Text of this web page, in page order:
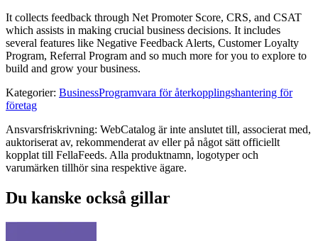
It collects feedback through Net Promoter Score, CRS, and CSAT
which assists in making crucial business decisions. It includes
several features like Negative Feedback Alerts, Customer Loyalty
Program, Referral Program and so much more for you to explore to
build and grow your business.
Kategorier: BusinessProgramvara för återkopplingshantering för
företag
Ansvarsfriskrivning: WebCatalog är inte anslutet till, associerat med,
auktoriserat av, rekommenderat av eller på något sätt officiellt
kopplat till FellaFeeds. Alla produktnamn, logotyper och
varumärken tillhör sina respektive ägare.
Du kanske också gillar